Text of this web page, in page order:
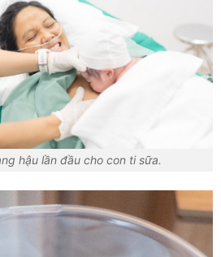
hậu lần đầu cho con ti sữa.